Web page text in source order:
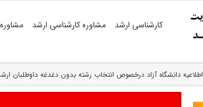
کارشناسی ارشد مشاوره کارشناسی ارشد
اطلاعیه دانشگاه آزاد درخصوص انتخاب رشته بدون دغدغه داوطلبان ارشد